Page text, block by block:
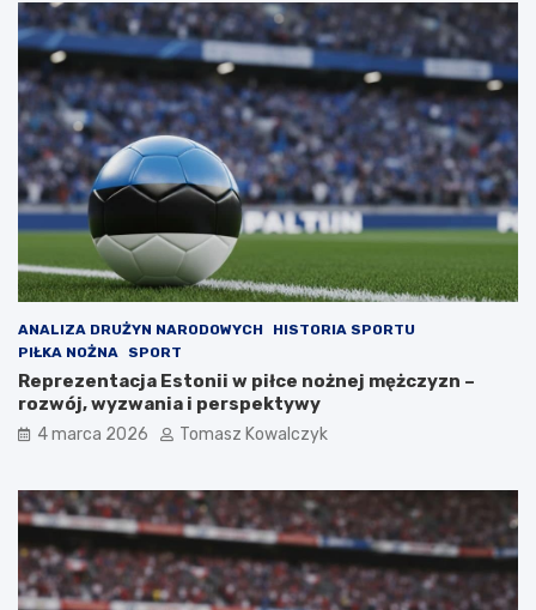
ANALIZA DRUŻYN NARODOWYCH
HISTORIA SPORTU
PIŁKA NOŻNA
SPORT
Reprezentacja Estonii w piłce nożnej mężczyzn –
rozwój, wyzwania i perspektywy
4 marca 2026 Tomasz Kowalczyk